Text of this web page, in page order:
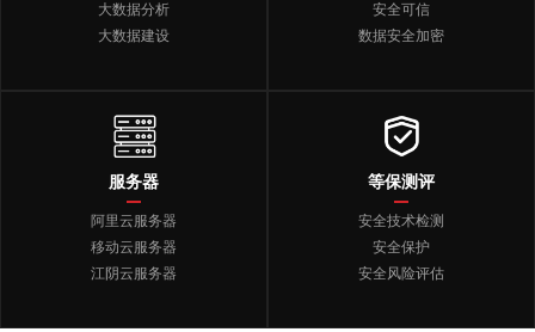
大数据分析
大数据建设
安全可信
数据安全加密
服务器
阿里云服务器
移动云服务器
江阴云服务器
等保测评
安全技术检测
安全保护
安全风险评估